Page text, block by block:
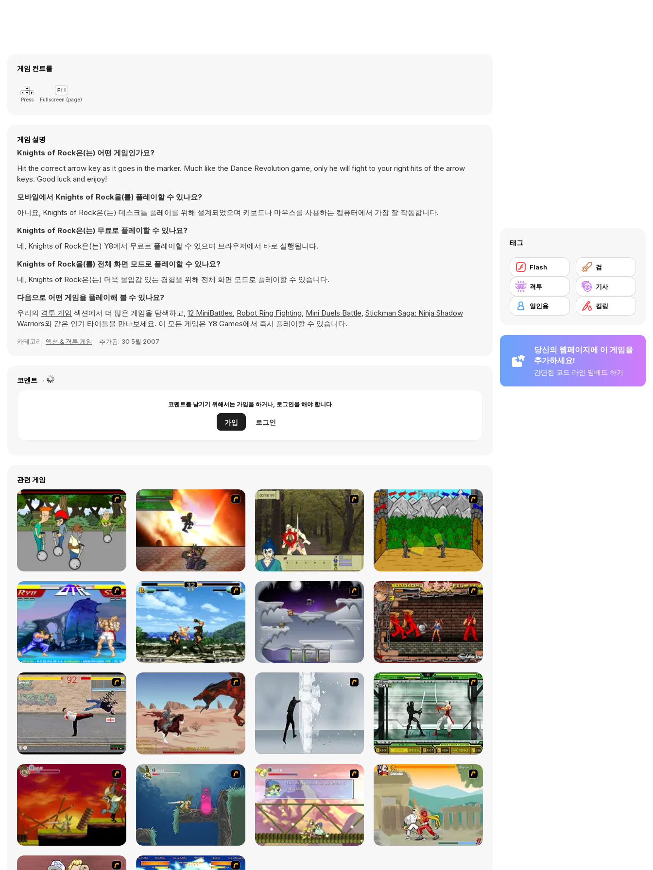
게임 컨트롤
Press Fullscreen (page)
게임 설명
Knights of Rock은(는) 어떤 게임인가요?
Hit the correct arrow key as it goes in the marker. Much like the Dance Revolution game, only he will fight to your right hits of the arrow
keys. Good luck and enjoy!
모바일에서 Knights of Rock을(를) 플레이할 수 있나요?
아니요, Knights of Rock은(는) 데스크톱 플레이를 위해 설계되었으며 키보드나 마우스를 사용하는 컴퓨터에서 가장 잘 작동합니다.
Knights of Rock은(는) 무료로 플레이할 수 있나요?
네, Knights of Rock은(는) Y8에서 무료로 플레이할 수 있으며 브라우저에서 바로 실행됩니다.
Knights of Rock을(를) 전체 화면 모드로 플레이할 수 있나요?
네, Knights of Rock은(는) 더욱 몰입감 있는 경험을 위해 전체 화면 모드로 플레이할 수 있습니다.
다음으로 어떤 게임을 플레이해 볼 수 있나요?
우리의 격투 게임 섹션에서 더 많은 게임을 탐색하고, 12 MiniBattles, Robot Ring Fighting, Mini Duels Battle, Stickman Saga: Ninja Shadow
Warriors와 같은 인기 타이틀을 만나보세요. 이 모든 게임은 Y8 Games에서 즉시 플레이할 수 있습니다.
카테고리: 액션 & 격투 게임 추가됨: 30 5월 2007
코멘트
코멘트를 남기기 위해서는 가입을 하거나, 로그인을 해야 합니다
가입 로그인
관련 게임
태그
Flash 검
격투 기사
일인용 킬링
당신의 웹페이지에 이 게임을
추가하세요!
간단한 코드 라인 임베드 하기